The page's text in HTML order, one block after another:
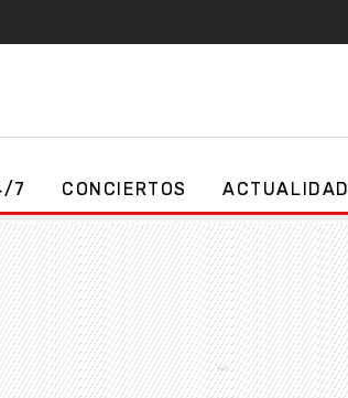
7 CONCIERTOS ACTUALIDAD